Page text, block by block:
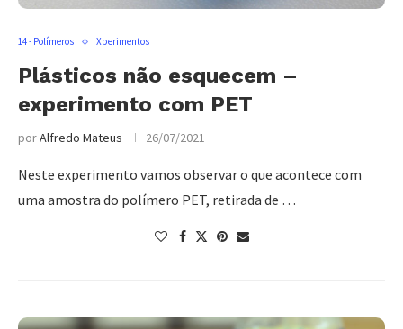
14 - Polímeros Xperimentos
Plásticos não esquecem –
experimento com PET
porAlfredo Mateus 26/07/2021
Neste experimento vamos observar o que acontece com
uma amostra do polímero PET, retirada de …